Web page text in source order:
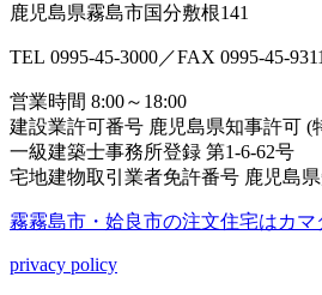
鹿児島県霧島市国分敷根141
TEL 0995-45-3000／FAX 0995-45-9311
営業時間 8:00～18:00
建設業許可番号 鹿児島県知事許可 (
一級建築士事務所登録 第1-6-62号
宅地建物取引業者免許番号 鹿児島
霧霧島市・姶良市の注⽂住宅はカマ
privacy policy